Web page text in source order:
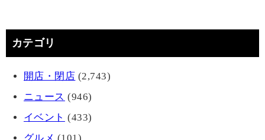
カテゴリ
開店・閉店 (2,743)
ニュース (946)
イベント (433)